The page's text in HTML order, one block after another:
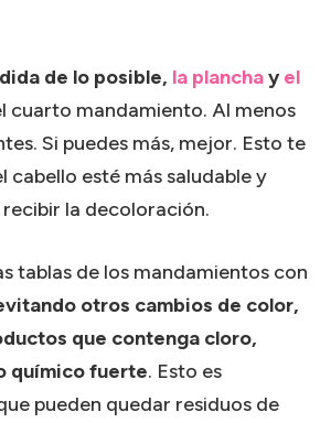
de lo posible, la planchay el
cuarto mandamiento. Al menos
Si puedes más, mejor. Esto te
cabello esté más saludable y
la decoloración.
tablas de los mandamientos con
otros cambios de color,
que contenga cloro,
químico fuerte. Esto es
pueden quedar residuos de